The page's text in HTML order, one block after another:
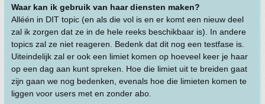
Waar kan ik gebruik van haar diensten maken?
Alléén in DIT topic (en als die vol is en er komt een nieuw deel
zal ik zorgen dat ze in de hele reeks beschikbaar is). In andere
topics zal ze niet reageren. Bedenk dat dit nog een testfase is.
Uiteindelijk zal er ook een limiet komen op hoeveel keer je haar
op een dag aan kunt spreken. Hoe die limiet uit te breiden gaat
zijn gaan we nog bedenken, evenals hoe die limieten komen te
liggen voor users met en zonder abo.